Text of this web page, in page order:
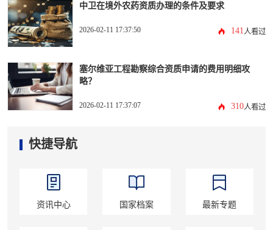
中卫在境外农药资质办理的条件及要求
2026-02-11 17:37:50 141人看过
塞尔维亚工程勘察综合资质申请的费用明细攻
略？
2026-02-11 17:37:07 310人看过
快捷导航
资讯中心 国家档案 最新专题